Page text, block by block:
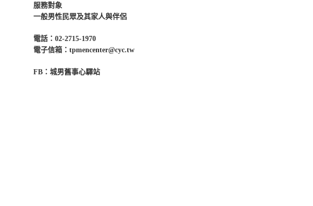
服務對象
一般男性民眾及其家人與伴侶
電話：02-2715-1970
電子信箱：tpmencenter@cyc.tw
FB：城男舊事心驛站